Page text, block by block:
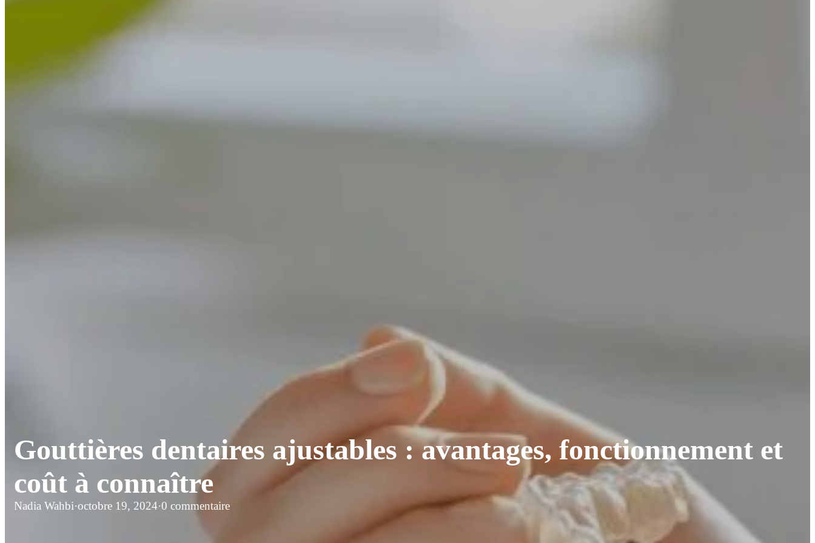
Gouttières dentaires ajustables : avantages, fonctionnement et
coût à connaître
Nadia Wahbi·octobre 19, 2024·0 commentaire